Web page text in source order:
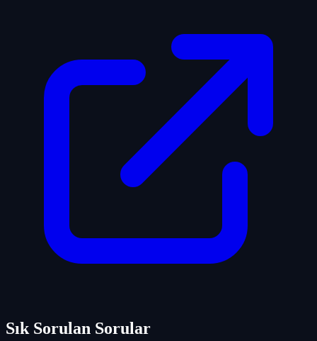
Sık Sorulan Sorular